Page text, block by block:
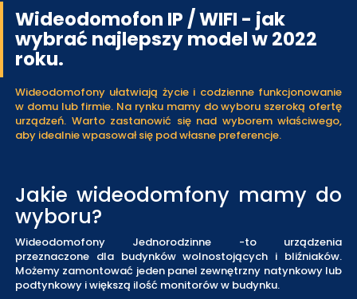
Wideodomofon IP / WIFI - jak
wybrać najlepszy model w 2022
roku.
Wideodomofony ułatwiają życie i codzienne funkcjonowanie
w domu lub firmie. Na rynku mamy do wyboru szeroką ofertę
urządzeń. Warto zastanowić się nad wyborem właściwego,
aby idealnie wpasował się pod własne preferencje.
Jakie wideodomfony mamy do
wyboru?
Wideodomofony Jednorodzinne -to urządzenia
przeznaczone dla budynków wolnostojących i bliźniaków.
Możemy zamontować jeden panel zewnętrzny natynkowy lub
podtynkowy i większą ilość monitorów w budynku.